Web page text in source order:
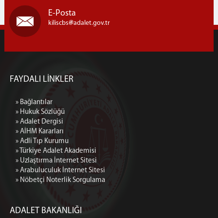
Adalet Komisyonu Başkanlığı
Adalet Komisyonu Heyeti ve Kalemi
1.Ağır Ceza Mahkemesi
1. Asliye Ceza Mahkemesi
3. Asliye Ceza Mahkemesi
4. Asliye Ceza Mahkemesi
5.Asliye Ceza mahkemesi
6.Asliye Ceza mahkemesi
7.Asliye Ceza mahkemesi
8.Asliye Ceza mahkemesi
E-Posta
kiliscbs adalet.gov.tr
FAYDALI LİNKLER
» Bağlantılar
» Hukuk Sözlüğü
» Adalet Dergisi
» AİHM Kararları
» Adli Tıp Kurumu
» Türkiye Adalet Akademisi
» Uzlaştırma İnternet Sitesi
» Arabuluculuk İnternet Sitesi
» Nöbetçi Noterlik Sorgulama
ADALET BAKANLIĞI